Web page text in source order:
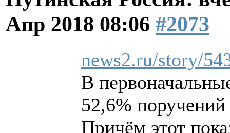
Апр 2018 08:06 #2073
news2.ru/story/
В
52,6% поручений
Причём этот